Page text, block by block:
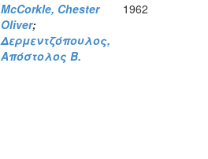
McCorkle, Chester
Oliver;
Δερμεντζόπουλος,
Απόστολος Β.
1962